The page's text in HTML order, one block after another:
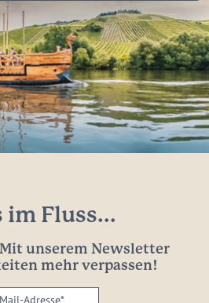
im Fluss...
unserem Newsletter
mehr verpassen!